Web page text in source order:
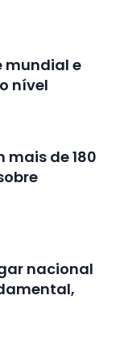
mundial e
nível
mais de 180
nacional